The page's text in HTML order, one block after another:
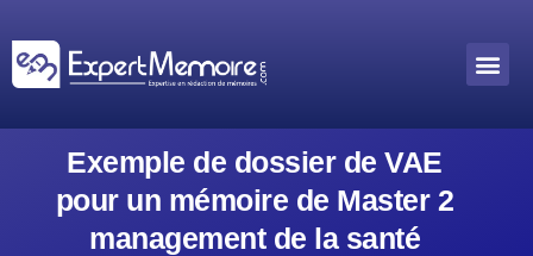
au
contenu
Exemple de dossier de VAE
pour un mémoire de Master 2
management de la santé